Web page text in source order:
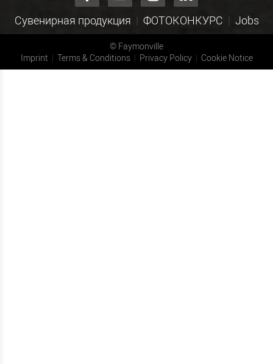
Сувенирная продукция ФОТОКОНКУРС Jobs
© Faymonville
Imprint
Terms & Conditions Privacy Policy Cookie Notice